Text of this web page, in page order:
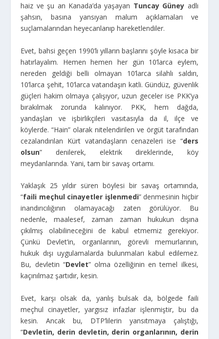
haiz ve şu an Kanada’da yaşayan Tuncay Güney adlı
şahsın, basına yansıyan malum açıklamaları ve
suçlamalarından heyecanlanıp hareketlendiler.
Evet, bahsi geçen 1990’lı yılların başlarını şöyle kısaca bir
hatırlayalım. Hemen hemen her gün 10’larca eylem,
nereden geldiği belli olmayan 10’larca silahlı saldırı,
10’larca şehit, 10’larca vatandaşın katli. Gündüz, güvenlik
güçleri hakim olmaya çalışıyor, uzun geceler ise PKK’ya
bırakılmak zorunda kalınıyor. PKK, hem dağda,
yandaşları ve işbirlikçileri vasıtasıyla da il, ilçe ve
köylerde. “Hain” olarak nitelendirilen ve örgüt tarafından
cezalandırılan Kürt vatandaşların cenazeleri ise “ders
olsun” denilerek, elektrik direklerinde, köy
meydanlarında. Yani, tam bir savaş ortamı.
Yaklaşık 25 yıldır süren böylesi bir savaş ortamında,
“faili meçhul cinayetler işlenmedi” denmesinin hiçbir
inandırıcılığının olamayacağı zaten görülüyor. Bu
nedenle, maalesef, zaman zaman hukukun dışına
çıkılmış olabilineceğini de kabul etmemiz gerekiyor.
Çünkü Devlet’in, organlarının, görevli memurlarının,
hukuk dışı uygulamalarda bulunmaları kabul edilemez.
Bu, devletin “Devlet” olma özelliğinin en temel ilkesi,
kaçınılmaz şartıdır, kesin.
Evet, karşı olsak da, yanlış bulsak da, bölgede faili
meçhul cinayetler, yargısız infazlar işlenmiştir, bu da
kesin. Ancak bu, DTP’lilerin yansıtmaya çalıştığı,
“Devletin, derin devletin, derin organlarının, derin